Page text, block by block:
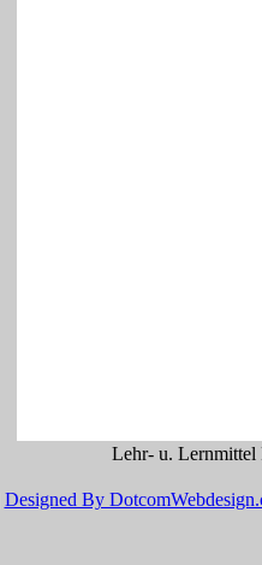
Lehr- u. Lernmittel
Designed By